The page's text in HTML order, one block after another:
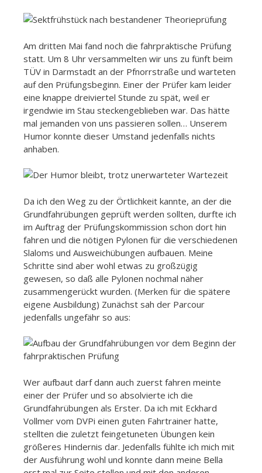
Am dritten Mai fand noch die fahrpraktische Prüfung
statt. Um 8 Uhr versammelten wir uns zu fünft beim
TÜV in Darmstadt an der Pfnorrstraße und warteten
auf den Prüfungsbeginn. Einer der Prüfer kam leider
eine knappe dreiviertel Stunde zu spät, weil er
irgendwie im Stau steckengeblieben war. Das hätte
mal jemanden von uns passieren sollen… Unserem
Humor konnte dieser Umstand jedenfalls nichts
anhaben.
Da ich den Weg zu der Örtlichkeit kannte, an der die
Grundfahrübungen geprüft werden sollten, durfte ich
im Auftrag der Prüfungskommission schon dort hin
fahren und die nötigen Pylonen für die verschiedenen
Slaloms und Ausweichübungen aufbauen. Meine
Schritte sind aber wohl etwas zu großzügig
gewesen, so daß alle Pylonen nochmal näher
zusammengerückt wurden. (Merken für die spätere
eigene Ausbildung) Zunächst sah der Parcour
jedenfalls ungefähr so aus:
Wer aufbaut darf dann auch zuerst fahren meinte
einer der Prüfer und so absolvierte ich die
Grundfahrübungen als Erster. Da ich mit Eckhard
Vollmer vom DVPi einen guten Fahrtrainer hatte,
stellten die zuletzt feingetuneten Übungen kein
größeres Hindernis dar. Jedenfalls fühlte ich mich mit
der Ausführung wohl und konnte dann meine Bella